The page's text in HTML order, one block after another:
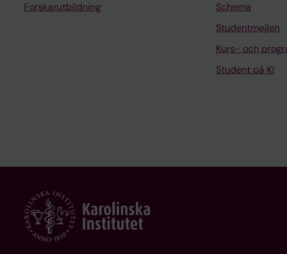
Forskarutbildning
Schema
Studentmejlen
Kurs- och
Student på KI